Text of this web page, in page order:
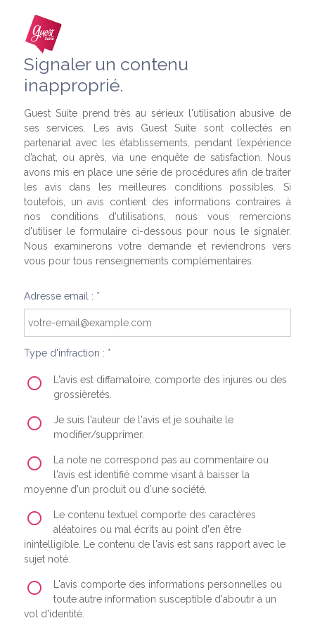
Signaler un contenu
inapproprié.
Guest Suite prend très au sérieux l'utilisation abusive de
ses services. Les avis Guest Suite sont collectés en
partenariat avec les établissements, pendant l’expérience
d’achat, ou après, via une enquête de satisfaction. Nous
avons mis en place une série de procédures afin de traiter
les avis dans les meilleures conditions possibles. Si
toutefois, un avis contient des informations contraires à
nos conditions d'utilisations, nous vous remercions
d'utiliser le formulaire ci-dessous pour nous le signaler.
Nous examinerons votre demande et reviendrons vers
vous pour tous renseignements complémentaires.
Adresse email : *
Type d'infraction : *
L'avis est diffamatoire, comporte des injures ou des
grossièretés.
Je suis l'auteur de l'avis et je souhaite le
modifier/supprimer.
La note ne correspond pas au commentaire ou
l'avis est identifié comme visant à baisser la
moyenne d'un produit ou d'une société.
Le contenu textuel comporte des caractères
aléatoires ou mal écrits au point d'en être
inintelligible. Le contenu de l'avis est sans rapport avec le
sujet noté.
L'avis comporte des informations personnelles ou
toute autre information susceptible d'aboutir à un
vol d'identité.